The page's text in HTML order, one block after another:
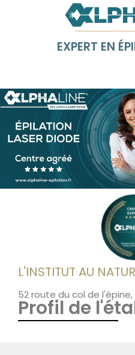
EXPERT EN
L'INSTITUT AU
52 route du col de
Profil de